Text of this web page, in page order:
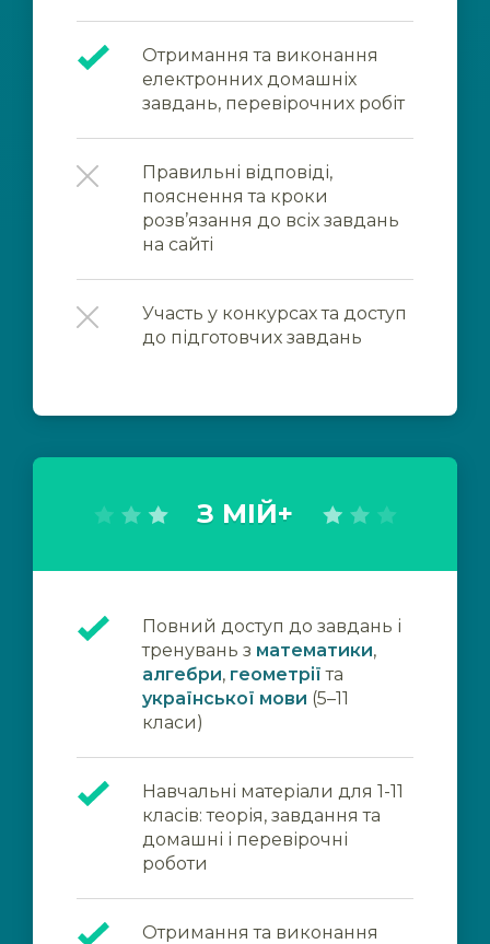
Отримання та виконання
електронних домашніх
завдань, перевірочних робіт
Правильні відповіді,
пояснення та кроки
розв’язання до всіх завдань
на сайті
Участь у конкурсах та доступ
до підготовчих завдань
З МІЙ+
Повний доступ до завдань і
тренувань з математики,
алгебри, геометрії та
української мови (5–11
класи)
Навчальні матеріали для 1-11
класів: теорія, завдання та
домашні і перевірочні
роботи
Отримання та виконання